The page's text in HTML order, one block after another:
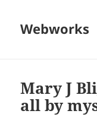
Webworks
Mary J
all by